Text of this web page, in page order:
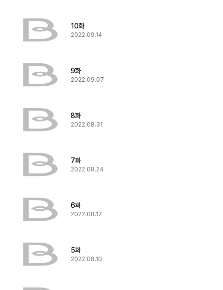
10화
2022.09.14
9화
2022.09.07
8화
2022.08.31
7화
2022.08.24
6화
2022.08.17
5화
2022.08.10